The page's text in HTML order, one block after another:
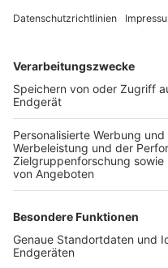
TOP-VEREINE
TOP-PARTNER